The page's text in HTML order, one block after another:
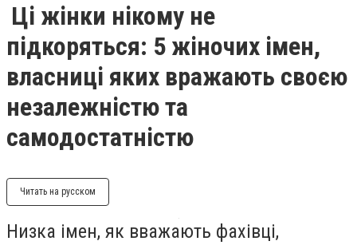
Ці жінки нікому не
підкоряться: 5 жіночих імен,
власниці яких вражають своєю
незалежністю та
самодостатністю
Читать на русском
Низка імен, як вважають фахівці,